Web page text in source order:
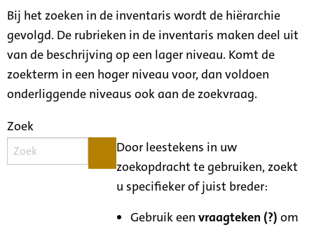
Bij het zoeken in de inventaris wordt de hiërarchie
gevolgd. De rubrieken in de inventaris maken deel uit
van de beschrijving op een lager niveau. Komt de
zoekterm in een hoger niveau voor, dan voldoen
onderliggende niveaus ook aan de zoekvraag.
Zoek
Door leestekens in uw
zoekopdracht te gebruiken, zoekt
u specifieker of juist breder:
Gebruik eenvraagteken (?) om